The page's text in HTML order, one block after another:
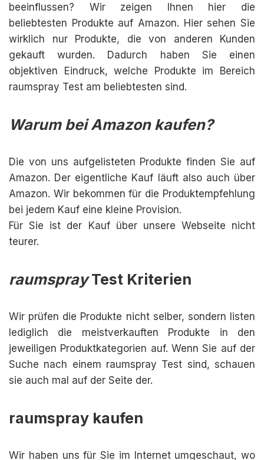
beeinflussen? Wir zeigen Ihnen hier die
beliebtesten Produkte auf Amazon. Hier sehen Sie
wirklich nur Produkte, die von anderen Kunden
gekauft wurden. Dadurch haben Sie einen
objektiven Eindruck, welche Produkte im Bereich
raumspray Test am beliebtesten sind.
Warum bei Amazon kaufen?
Die von uns aufgelisteten Produkte finden Sie auf
Amazon. Der eigentliche Kauf läuft also auch über
Amazon. Wir bekommen für die Produktempfehlung
bei jedem Kauf eine kleine Provision.
Für Sie ist der Kauf über unsere Webseite nicht
teurer.
raumsprayTest Kriterien
Wir prüfen die Produkte nicht selber, sondern listen
lediglich die meistverkauften Produkte in den
jeweiligen Produktkategorien auf. Wenn Sie auf der
Suche nach einem raumspray Test sind, schauen
sie auch mal auf der Seite der.
raumspray kaufen
Wir haben uns für Sie im Internet umgeschaut, wo